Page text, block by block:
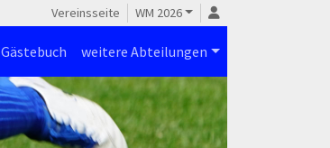
Vereinsseite WM 2026
Gästebuch weitere Abteilungen